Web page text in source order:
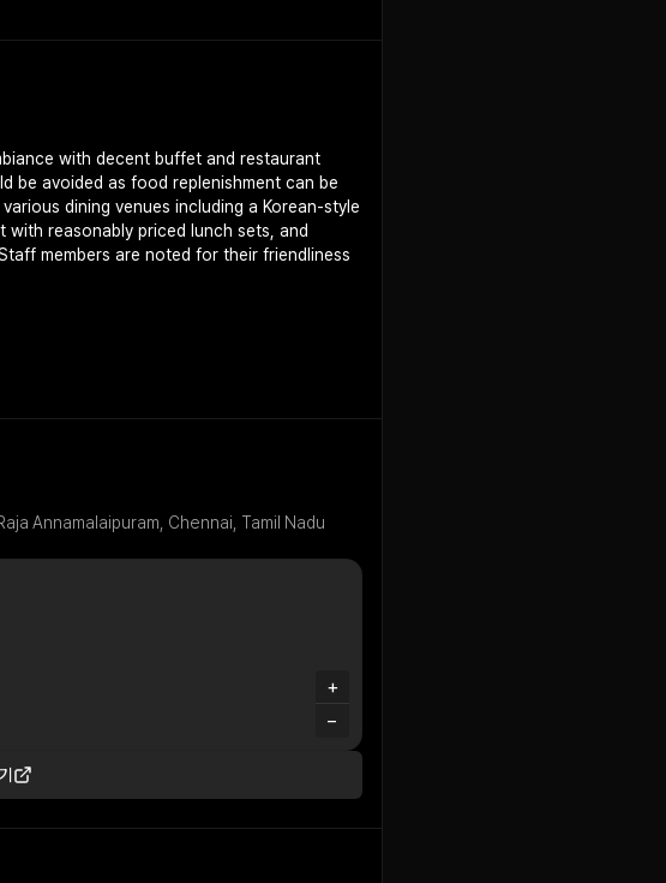
with decent buffet and restaurant
be avoided as food replenishment can be
dining venues including a Korean-style
reasonably priced lunch sets, and
members are noted for their friendliness
Annamalaipuram, Chennai, Tamil Nadu
+
−